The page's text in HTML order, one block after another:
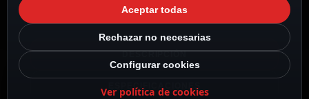
DESCRIPCIÓN
ESPECIFICACIONES
Aceptar todas
Rechazar no necesarias
Configurar cookies
Ver política de cookies